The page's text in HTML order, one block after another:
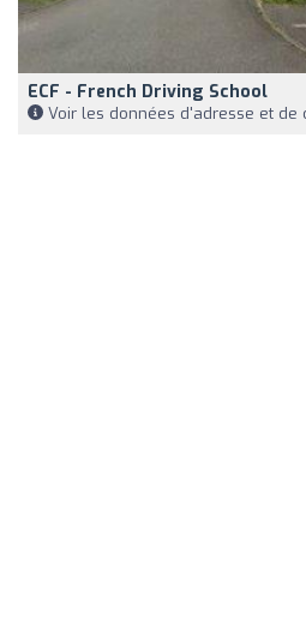
ECF - French Driving School
Voir les données d'adresse et de